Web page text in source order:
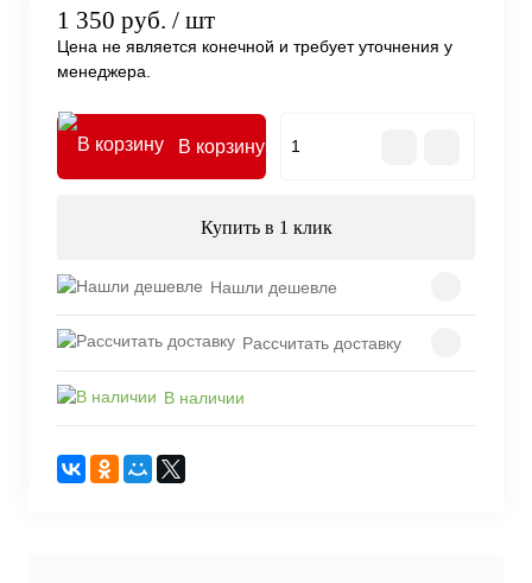
1 350 руб. / шт
Цена не является конечной и требует уточнения у
менеджера.
В корзину
Купить в 1 клик
Нашли дешевле
Рассчитать доставку
В наличии